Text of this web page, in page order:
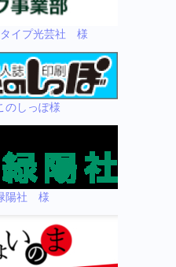
タイプ光芸社 様
のしっぽ様
陽社 様